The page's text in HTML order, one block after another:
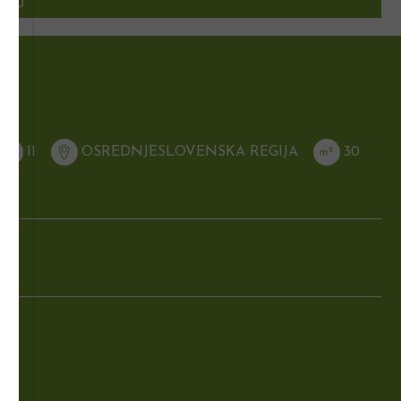
OSREDNJESLOVENSKA REGIJA 30